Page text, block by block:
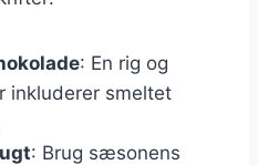
: En rig og
inkluderer smeltet
: Brug sæsonens